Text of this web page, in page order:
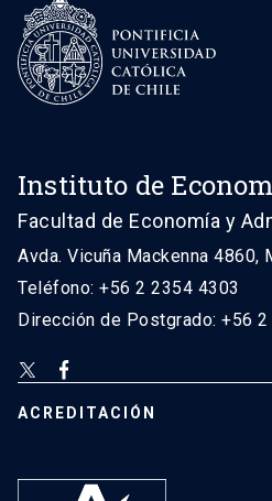
Instituto de
Facultad de Economía y
Avda. Vicuña Mackenna 4860,
Teléfono: +56 2 2354 4303
Dirección de Postgrado: +56
ACREDITACIÓN